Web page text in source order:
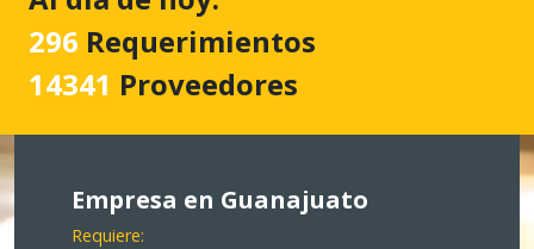
296 Requerimientos
14341 Proveedores
Empresa en Guanajuato
Requiere: